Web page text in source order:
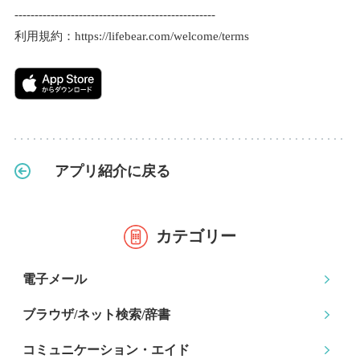
--------------------------------------------------
利用規約：https://lifebear.com/welcome/terms
アプリ紹介に戻る
カテゴリー
電子メール
ブラウザ/ネット検索/辞書
コミュニケーション・エイド